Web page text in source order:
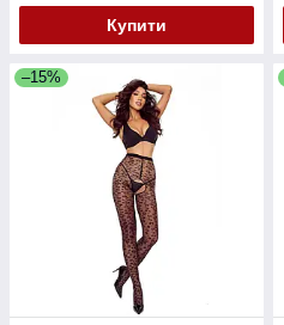
Купити
–15%